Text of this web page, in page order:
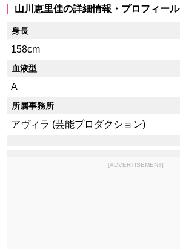
山川恵里佳の詳細情報・プロフィール
身長
158cm
血液型
A
所属事務所
アヴィラ (芸能プロダクション)
[ADVERTISEMENT]